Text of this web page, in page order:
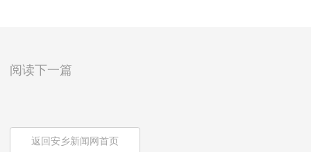
阅读下一篇
返回安乡新闻网首页